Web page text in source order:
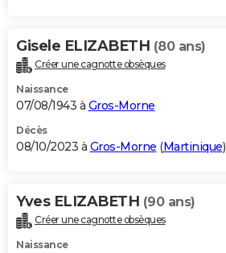
Gisele ELIZABETH (80 ans)
Créer une cagnotte obsèques
Naissance
07/08/1943 à Gros-Morne
Décès
08/10/2023 à Gros-Morne (Martinique)
Yves ELIZABETH (90 ans)
Créer une cagnotte obsèques
Naissance